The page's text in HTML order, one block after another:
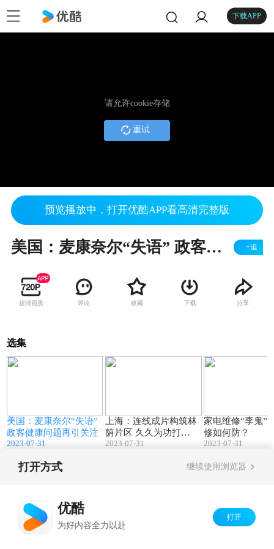
下载APP
请允许cookie存储
重试
预览播放中，打开优酷APP看高清完整版
美国：麦康奈尔“失语” 政客健康问题再引关注 +追
超清画质 评论 收藏 下载 分享
选集
美国：麦康奈尔“失语”
政客健康问题再引关注
2023-07-31
上海：连线成片构筑林
荫片区 久久为功打
造“天然空调”
2023-07-31
家电维修“李鬼”
修如何防？
2023-07-31
打开方式 继续使用浏览器
优酷
为好内容全力以赴
打开